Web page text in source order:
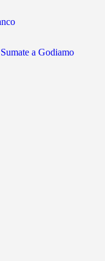
Sumate a Godiamo